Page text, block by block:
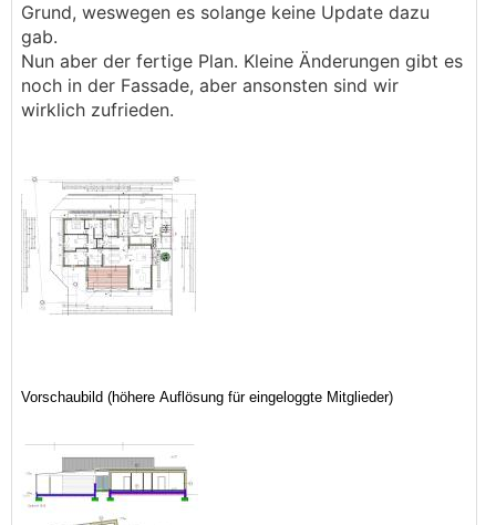
Grund, weswegen es solange keine Update dazu
gab.
Nun aber der fertige Plan. Kleine Änderungen gibt es
noch in der Fassade, aber ansonsten sind wir
wirklich zufrieden.